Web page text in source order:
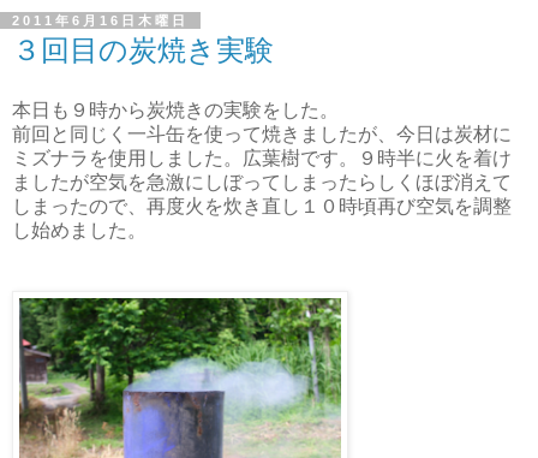
2011年6月16日木曜日
３回目の炭焼き実験
本日も９時から炭焼きの実験をした。
前回と同じく一斗缶を使って焼きましたが、今日は炭材に
ミズナラを使用しました。広葉樹です。９時半に火を着け
ましたが空気を急激にしぼってしまったらしくほぼ消えて
しまったので、再度火を炊き直し１０時頃再び空気を調整
し始めました。